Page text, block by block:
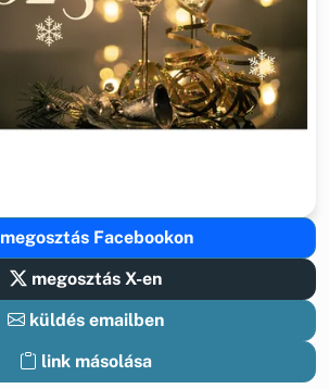
megosztás Facebookon
megosztás X-en
küldés emailben
link másolása